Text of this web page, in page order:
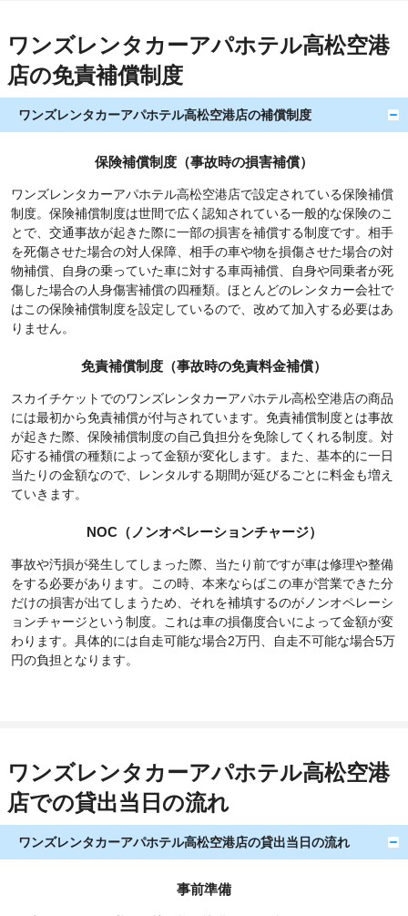
ワンズレンタカーアパホテル高松空港
店の免責補償制度
ワンズレンタカーアパホテル高松空港店の補償制度
保険補償制度（事故時の損害補償）
ワンズレンタカーアパホテル高松空港店で設定されている保険補償
制度。保険補償制度は世間で広く認知されている一般的な保険のこ
とで、交通事故が起きた際に一部の損害を補償する制度です。相手
を死傷させた場合の対人保障、相手の車や物を損傷させた場合の対
物補償、自身の乗っていた車に対する車両補償、自身や同乗者が死
傷した場合の人身傷害補償の四種類。ほとんどのレンタカー会社で
はこの保険補償制度を設定しているので、改めて加入する必要はあ
りません。
免責補償制度（事故時の免責料金補償）
スカイチケットでのワンズレンタカーアパホテル高松空港店の商品
には最初から免責補償が付与されています。免責補償制度とは事故
が起きた際、保険補償制度の自己負担分を免除してくれる制度。対
応する補償の種類によって金額が変化します。また、基本的に一日
当たりの金額なので、レンタルする期間が延びるごとに料金も増え
ていきます。
NOC（ノンオペレーションチャージ）
事故や汚損が発生してしまった際、当たり前ですが車は修理や整備
をする必要があります。この時、本来ならばこの車が営業できた分
だけの損害が出てしまうため、それを補填するのがノンオペレーシ
ョンチャージという制度。これは車の損傷度合いによって金額が変
わります。具体的には自走可能な場合2万円、自走不可能な場合5万
円の負担となります。
ワンズレンタカーアパホテル高松空港
店での貸出当日の流れ
ワンズレンタカーアパホテル高松空港店の貸出当日の流れ
事前準備